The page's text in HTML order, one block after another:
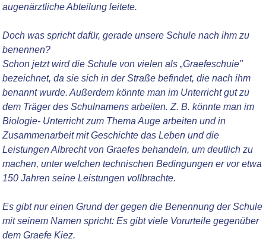
augenärztliche Abteilung leitete.
Doch was spricht dafür, gerade unsere Schule nach ihm zu
benennen?
Schon jetzt wird die Schule von vielen als „Graefeschuie"
bezeichnet, da sie sich in der Straße befindet, die nach ihm
benannt wurde. Außerdem könnte man im Unterricht gut zu
dem Träger des Schulnamens arbeiten. Z. B. könnte man im
Biologie- Unterricht zum Thema Auge arbeiten und in
Zusammenarbeit mit Geschichte das Leben und die
Leistungen Albrecht von Graefes behandeln, um deutlich zu
machen, unter welchen technischen Bedingungen er vor etwa
150 Jahren seine Leistungen vollbrachte.
Es gibt nur einen Grund der gegen die Benennung der Schule
mit seinem Namen spricht: Es gibt viele Vorurteile gegenüber
dem Graefe Kiez.